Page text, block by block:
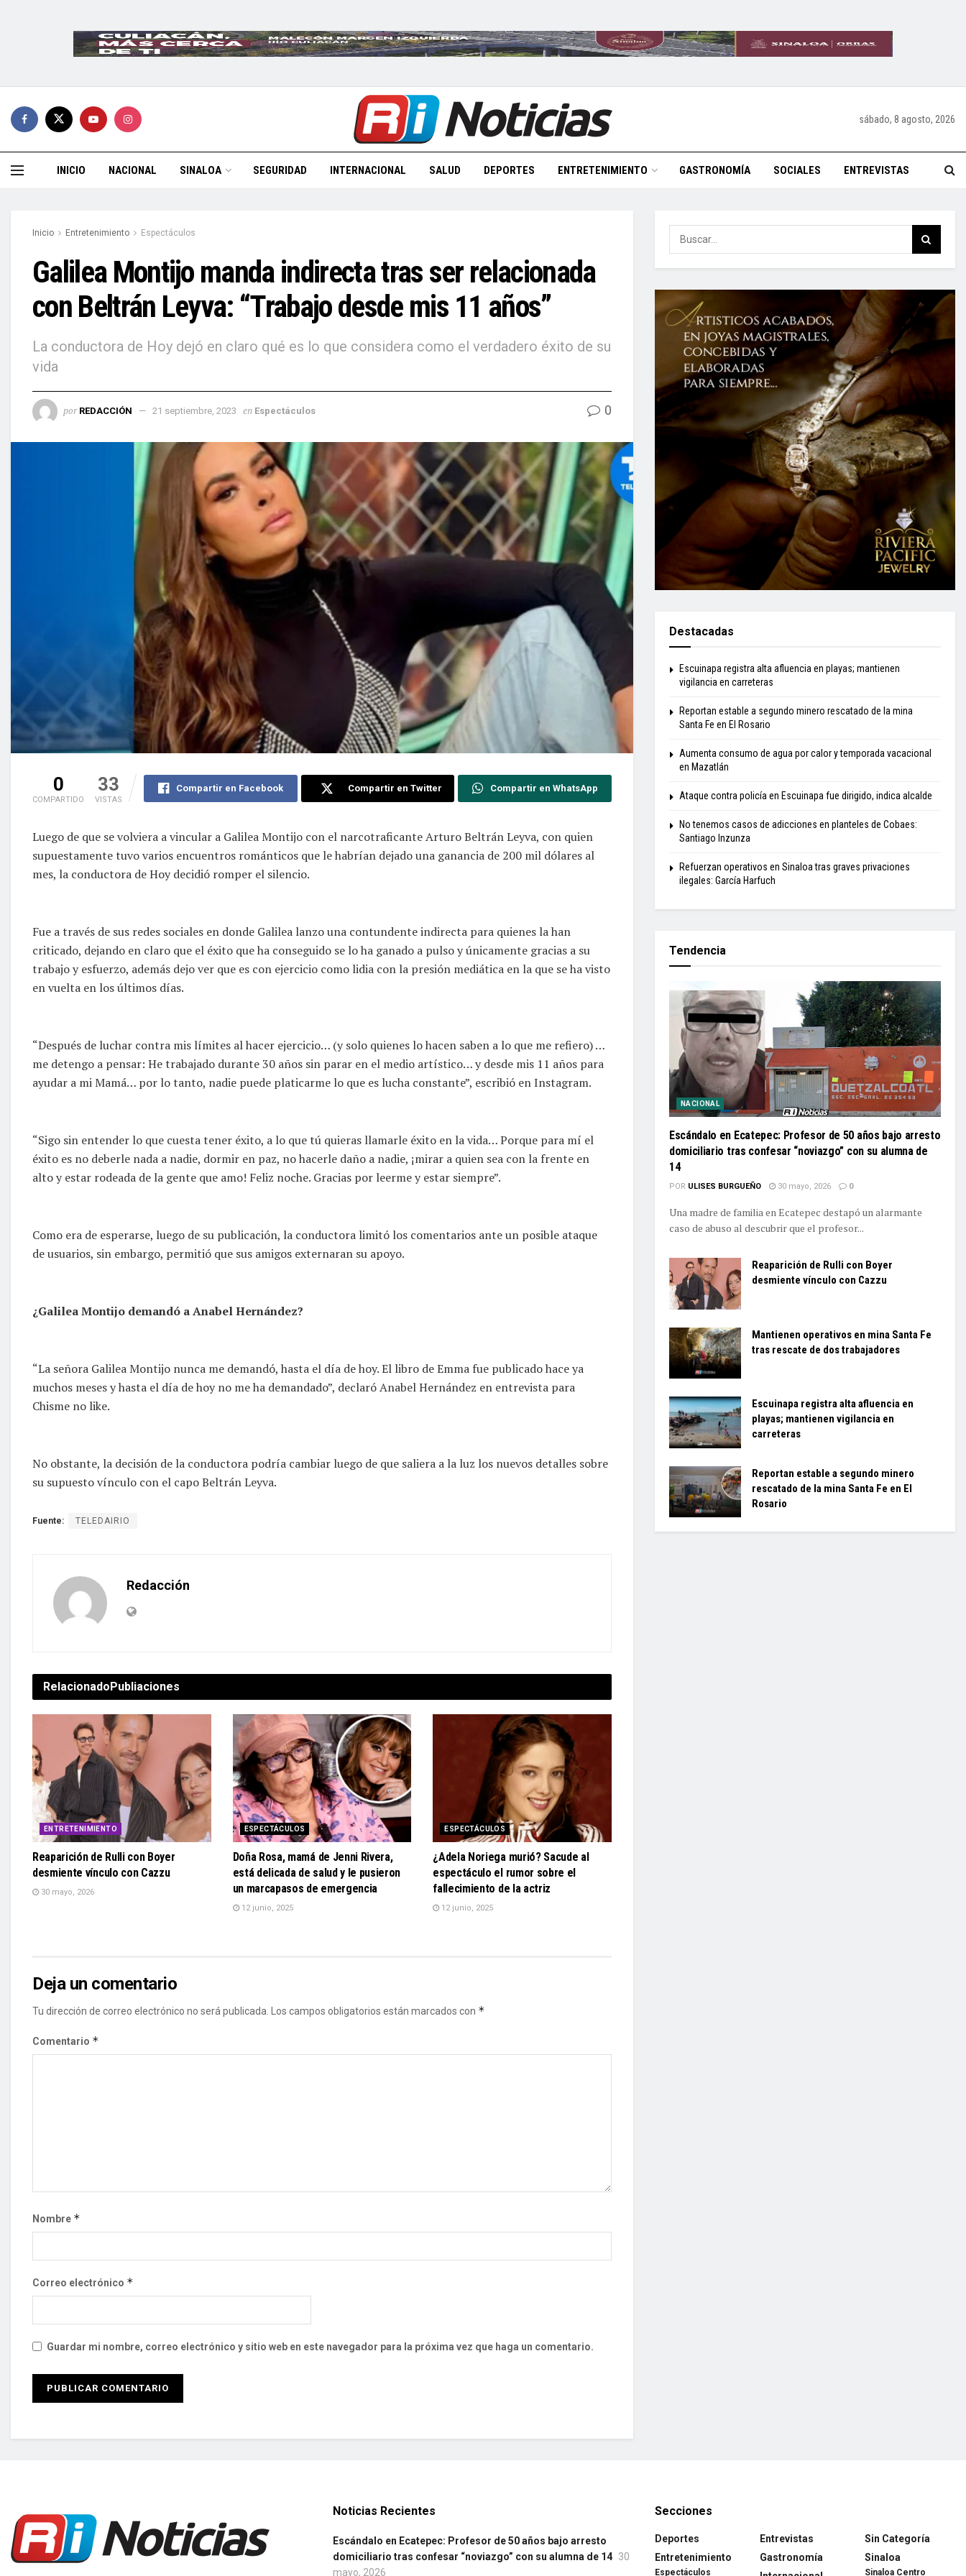
sábado, 8 agosto, 2026
INICIO NACIONAL SINALOA SEGURIDAD INTERNACIONAL SALUD DEPORTES ENTRETENIMIENTO GASTRONOMÍA SOCIALES ENTREVISTAS
Inicio Entretenimiento Espectáculos
Galilea Montijo manda indirecta tras ser relacionada
con Beltrán Leyva: “Trabajo desde mis 11 años”
La conductora de Hoy dejó en claro qué es lo que considera como el verdadero éxito de su
vida
por REDACCIÓN 21 septiembre, 2023 en Espectáculos 0
0
COMPARTIDO
33
VISTAS
Compartir en Facebook Compartir en Twitter Compartir en WhatsApp
Luego de que se volviera a vincular a Galilea Montijo con el narcotraficante Arturo Beltrán Leyva, con quien
supuestamente tuvo varios encuentros románticos que le habrían dejado una ganancia de 200 mil dólares al
mes, la conductora de Hoy decidió romper el silencio.
Fue a través de sus redes sociales en donde Galilea lanzo una contundente indirecta para quienes la han
criticado, dejando en claro que el éxito que ha conseguido se lo ha ganado a pulso y únicamente gracias a su
trabajo y esfuerzo, además dejo ver que es con ejercicio como lidia con la presión mediática en la que se ha visto
en vuelta en los últimos días.
“Después de luchar contra mis límites al hacer ejercicio… (y solo quienes lo hacen saben a lo que me refiero) …
me detengo a pensar: He trabajado durante 30 años sin parar en el medio artístico… y desde mis 11 años para
ayudar a mi Mamá… por lo tanto, nadie puede platicarme lo que es lucha constante”, escribió en Instagram.
“Sigo sin entender lo que cuesta tener éxito, a lo que tú quieras llamarle éxito en la vida… Porque para mí el
éxito es no deberle nada a nadie, dormir en paz, no hacerle daño a nadie, ¡mirar a quien sea con la frente en
alto y estar rodeada de la gente que amo! Feliz noche. Gracias por leerme y estar siempre”.
Como era de esperarse, luego de su publicación, la conductora limitó los comentarios ante un posible ataque
de usuarios, sin embargo, permitió que sus amigos externaran su apoyo.
¿Galilea Montijo demandó a Anabel Hernández?
“La señora Galilea Montijo nunca me demandó, hasta el día de hoy. El libro de Emma fue publicado hace ya
muchos meses y hasta el día de hoy no me ha demandado”, declaró Anabel Hernández en entrevista para
Chisme no like.
No obstante, la decisión de la conductora podría cambiar luego de que saliera a la luz los nuevos detalles sobre
su supuesto vínculo con el capo Beltrán Leyva.
Fuente: TELEDAIRIO
Redacción
RelacionadoPubliaciones
ENTRETENIMIENTO
Reaparición de Rulli con Boyer
desmiente vínculo con Cazzu
30 mayo, 2026
ESPECTÁCULOS
Doña Rosa, mamá de Jenni Rivera,
está delicada de salud y le pusieron
un marcapasos de emergencia
12 junio, 2025
ESPECTÁCULOS
¿Adela Noriega murió? Sacude al
espectáculo el rumor sobre el
fallecimiento de la actriz
12 junio, 2025
Deja un comentario
Tu dirección de correo electrónico no será publicada. Los campos obligatorios están marcados con *
Comentario *
Nombre *
Correo electrónico *
Guardar mi nombre, correo electrónico y sitio web en este navegador para la próxima vez que haga un comentario.
Destacadas
Escuinapa registra alta afluencia en playas; mantienen
vigilancia en carreteras
Reportan estable a segundo minero rescatado de la mina
Santa Fe en El Rosario
Aumenta consumo de agua por calor y temporada vacacional
en Mazatlán
Ataque contra policía en Escuinapa fue dirigido, indica alcalde
No tenemos casos de adicciones en planteles de Cobaes:
Santiago Inzunza
Refuerzan operativos en Sinaloa tras graves privaciones
ilegales: García Harfuch
Tendencia
NACIONAL
Escándalo en Ecatepec: Profesor de 50 años bajo arresto
domiciliario tras confesar “noviazgo” con su alumna de
14
POR ULISES BURGUEÑO 30 mayo, 2026 0
Una madre de familia en Ecatepec destapó un alarmante
caso de abuso al descubrir que el profesor...
Reaparición de Rulli con Boyer
desmiente vínculo con Cazzu
Mantienen operativos en mina Santa Fe
tras rescate de dos trabajadores
Escuinapa registra alta afluencia en
playas; mantienen vigilancia en
carreteras
Reportan estable a segundo minero
rescatado de la mina Santa Fe en El
Rosario
Noticias Recientes
Escándalo en Ecatepec: Profesor de 50 años bajo arresto
domiciliario tras confesar “noviazgo” con su alumna de 14 30
mayo, 2026
Secciones
Deportes
Entretenimiento
Espectáculos
Entrevistas
Gastronomía
Sin Categoría
Sinaloa
Sinaloa Centro